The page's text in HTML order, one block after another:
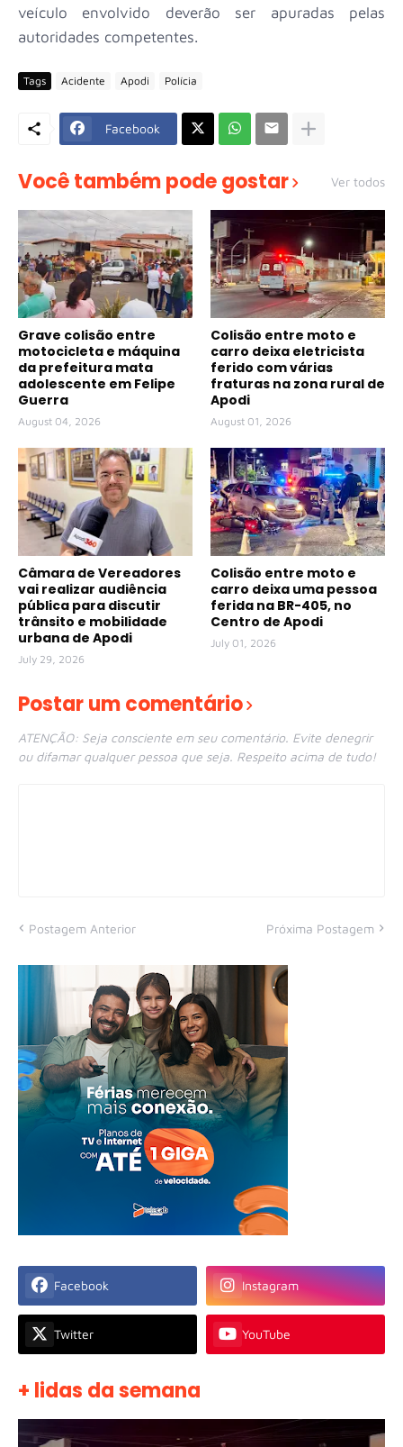
veículo envolvido deverão ser apuradas pelas
autoridades competentes.
Tags Acidente Apodi Polícia
Facebook
Você também pode gostar Ver todos
Grave colisão entre
motocicleta e máquina
da prefeitura mata
adolescente em Felipe
Guerra
August 04, 2026
Colisão entre moto e
carro deixa eletricista
ferido com várias
fraturas na zona rural de
Apodi
August 01, 2026
Câmara de Vereadores
vai realizar audiência
pública para discutir
trânsito e mobilidade
urbana de Apodi
July 29, 2026
Colisão entre moto e
carro deixa uma pessoa
ferida na BR-405, no
Centro de Apodi
July 01, 2026
Postar um comentário
ATENÇÃO: Seja consciente em seu comentário. Evite denegrir
ou difamar qualquer pessoa que seja. Respeito acima de tudo!
Postagem Anterior Próxima Postagem
Facebook Instagram
Twitter YouTube
+ lidas da semana